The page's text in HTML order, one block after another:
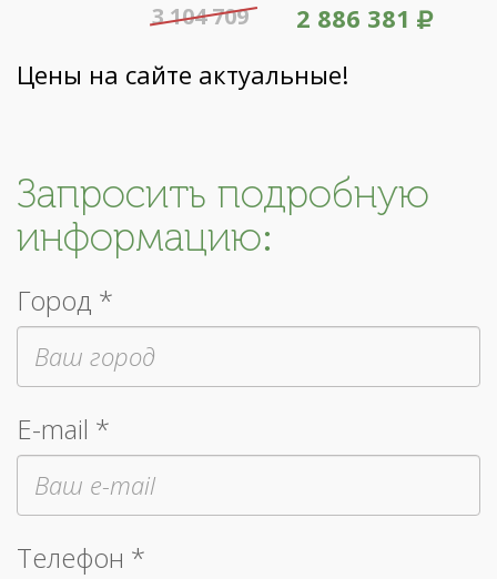
2 886 381
3 104 709
Цены на сайте актуальные!
Запросить подробную
информацию:
Город *
E-mail *
Телефон *